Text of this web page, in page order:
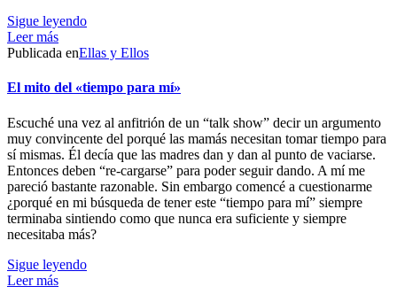
Sigue leyendo
Leer más
Publicada enEllas y Ellos
El mito del «tiempo para mí»
Escuché una vez al anfitrión de un “talk show” decir un argumento
muy convincente del porqué las mamás necesitan tomar tiempo para
sí mismas. Él decía que las madres dan y dan al punto de vaciarse.
Entonces deben “re-cargarse” para poder seguir dando. A mí me
pareció bastante razonable. Sin embargo comencé a cuestionarme
¿porqué en mi búsqueda de tener este “tiempo para mí” siempre
terminaba sintiendo como que nunca era suficiente y siempre
necesitaba más?
Sigue leyendo
Leer más